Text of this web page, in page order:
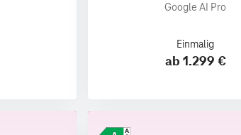
Google AI Pro
Einmalig
ab 1.299 €